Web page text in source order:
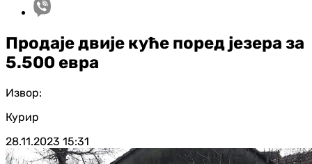
Продаје двије куће поред језера за
5.500 евра
Извор:
Курир
28.11.2023 15:31